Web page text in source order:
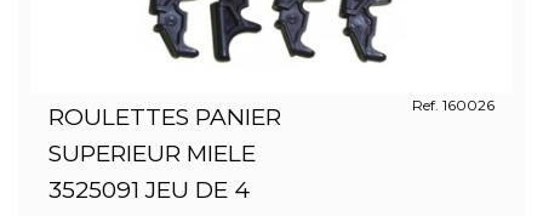
ROULETTES PANIER
SUPERIEUR MIELE
3525091 JEU DE 4
Ref. 160026